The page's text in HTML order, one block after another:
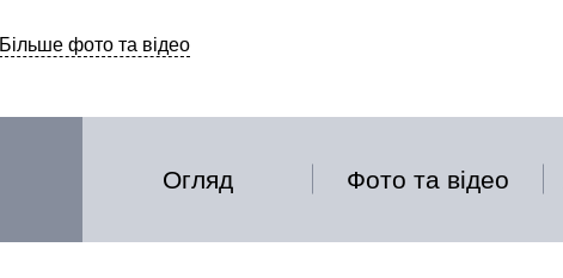
Більше фото та відео
Огляд Фото та відео